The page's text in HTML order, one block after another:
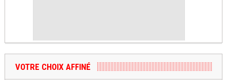
VOTRE CHOIX AFFINÉ